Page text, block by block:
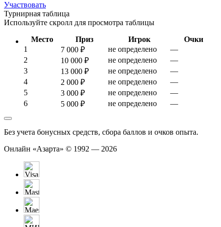
Участвовать
Турнирная таблица
Используйте скролл для просмотра таблицы
Место
Приз Игрок
Очки
1
7 000 ₽ не определено
—
2
10 000 ₽ не определено
—
3
13 000 ₽ не определено
—
4
2 000 ₽ не определено
—
5
3 000 ₽ не определено
—
6
5 000 ₽ не определено —
Без учета бонусных средств, сбора баллов и очков опыта.
Онлайн «Азарта» © 1992 — 2026